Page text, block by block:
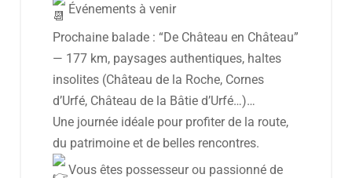
Événements à venir
Prochaine balade : “De Château en Château”
— 177 km, paysages authentiques, haltes
insolites (Château de la Roche, Cornes
d’Urfé, Château de la Bâtie d’Urfé…)…
Une journée idéale pour profiter de la route,
du patrimoine et de belles rencontres.
Vous êtes possesseur ou passionné de